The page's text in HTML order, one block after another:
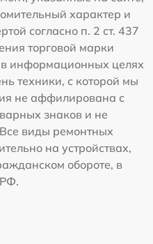
характер и
согласно п. 2 ст. 437
торговой марки
информационных целях
техники, с которой мы
не аффилирована с
знаков и не
виды ремонтных
на устройствах,
обороте, в
РФ.